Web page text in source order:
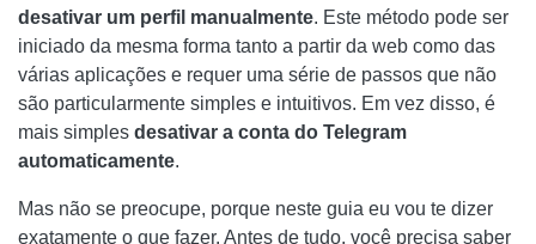
desativar um perfil manualmente. Este método pode ser
iniciado da mesma forma tanto a partir da web como das
várias aplicações e requer uma série de passos que não
são particularmente simples e intuitivos. Em vez disso, é
mais simples desativar a conta do Telegram
automaticamente.
Mas não se preocupe, porque neste guia eu vou te dizer
exatamente o que fazer. Antes de tudo, você precisa saber